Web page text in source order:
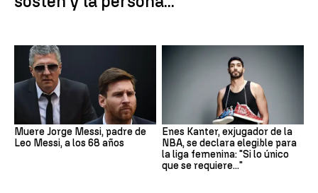
Muere Jorge Messi, padre de
Leo Messi, a los 68 años
Enes Kanter, exjugador de la
NBA, se declara elegible para
la liga femenina: "Si lo único
que se requiere..."